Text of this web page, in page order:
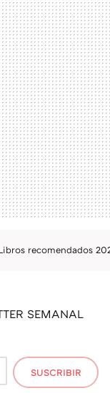
recomendados
SEMANAL
SUSCRIBIR